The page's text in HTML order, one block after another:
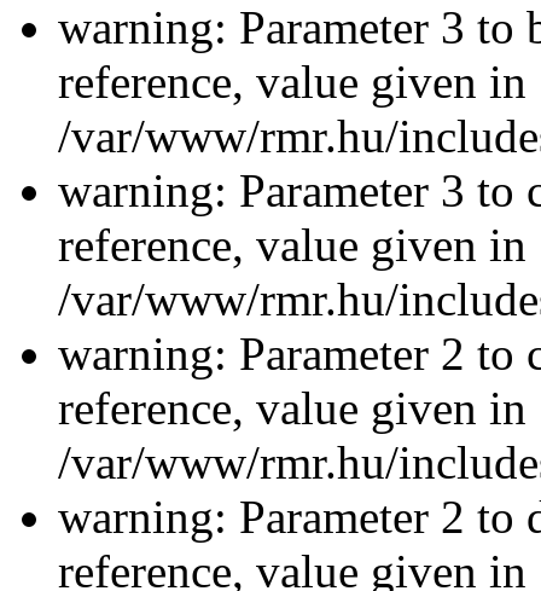
warning: Parameter 3 to
reference, value given in
/var/www/rmr.hu/
warning: Parameter 3 to
reference, value given in
/var/www/rmr.hu/
warning: Parameter 2 to
reference, value given in
/var/www/rmr.hu/
warning: Parameter 2 to
reference, value given in